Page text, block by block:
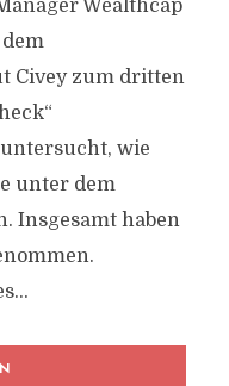
Wealthcap
Civey zum dritten
wie
unter dem
Insgesamt haben